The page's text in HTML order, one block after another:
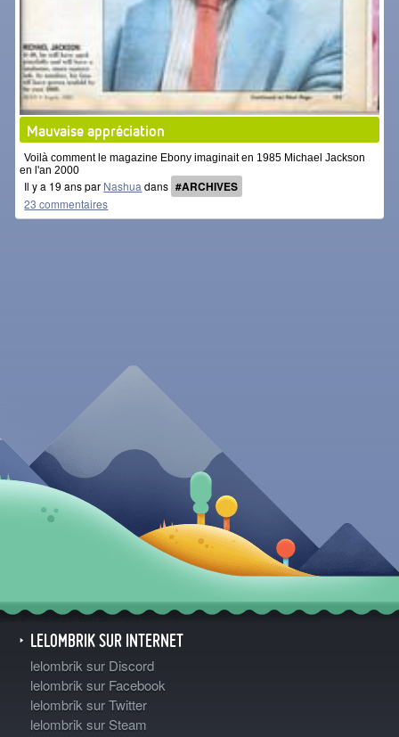
Mauvaise appréciation
Voilà comment le magazine Ebony imaginait en 1985 Michael Jackson
en l'an 2000
Il y a 19 ans par Nashua dans #ARCHIVES
23 commentaires
LELOMBRIK SUR INTERNET
lelombrik sur Discord
lelombrik sur Facebook
lelombrik sur Twitter
lelombrik sur Steam